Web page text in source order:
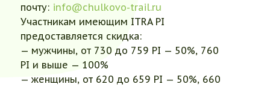
почту: info@chulkovo-trail.ru
Участникам имеющим ITRA PI
предоставляется скидка:
— мужчины, от 730 до 759 PI — 50%, 760
PI и выше — 100%
— женщины, от 620 до 659 PI — 50%, 660